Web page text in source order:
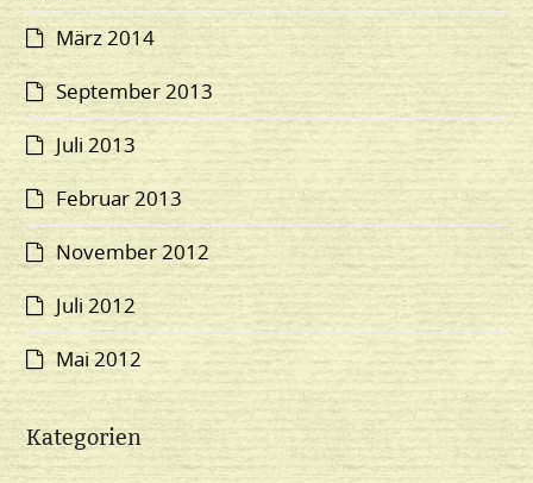
März 2014
September 2013
Juli 2013
Februar 2013
November 2012
Juli 2012
Mai 2012
Kategorien